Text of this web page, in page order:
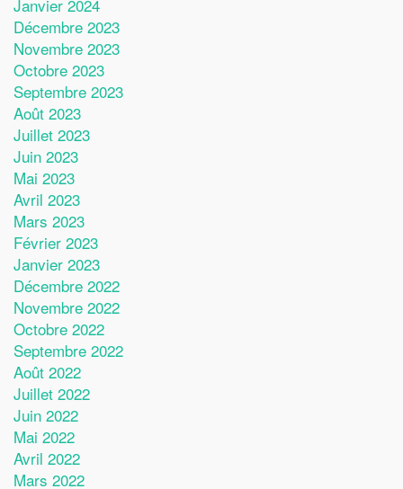
Janvier 2024
Décembre 2023
Novembre 2023
Octobre 2023
Septembre 2023
Août 2023
Juillet 2023
Juin 2023
Mai 2023
Avril 2023
Mars 2023
Février 2023
Janvier 2023
Décembre 2022
Novembre 2022
Octobre 2022
Septembre 2022
Août 2022
Juillet 2022
Juin 2022
Mai 2022
Avril 2022
Mars 2022